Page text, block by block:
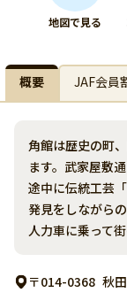
地図で見る
概要 JAF会員
角館は歴史の町
ます。武家屋敷
途中に伝統工芸
発見をしながら
人力車に乗って
〒014-0368 秋